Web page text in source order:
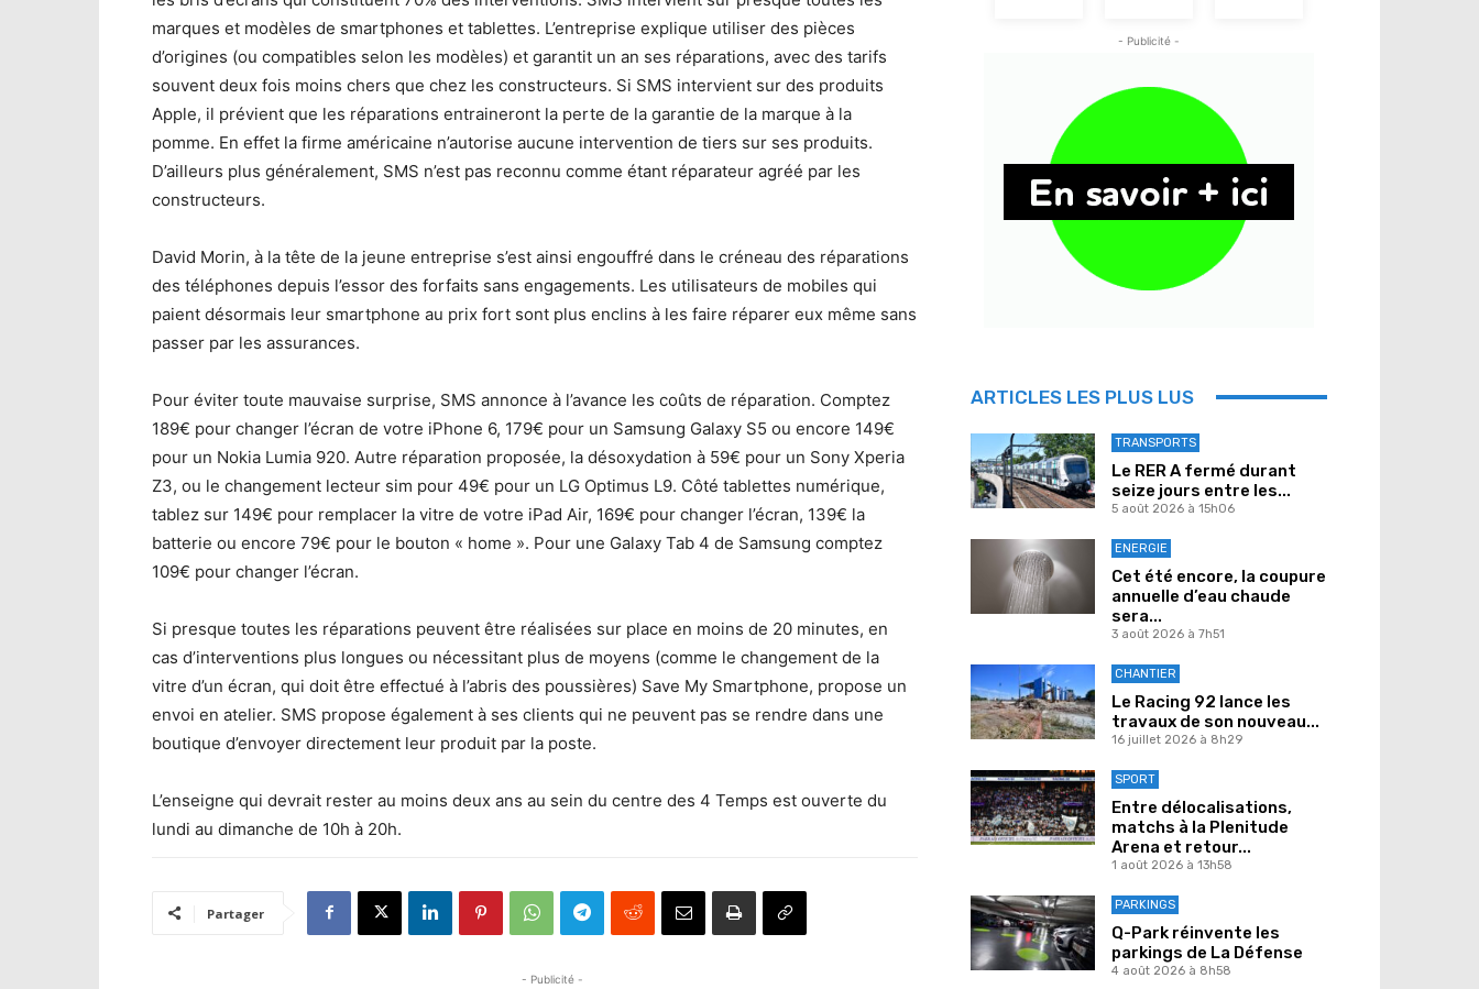
marques et modèles de smartphones et tablettes. L’entreprise explique utiliser des pièces
d’origines (ou compatibles selon les modèles) et garantit un an ses réparations, avec des tarifs
souvent deux fois moins chers que chez les constructeurs. Si SMS intervient sur des produits
Apple, il prévient que les réparations entraineront la perte de la garantie de la marque à la
pomme. En effet la firme américaine n’autorise aucune intervention de tiers sur ses produits.
D’ailleurs plus généralement, SMS n’est pas reconnu comme étant réparateur agréé par les
constructeurs.
David Morin, à la tête de la jeune entreprise s’est ainsi engouffré dans le créneau des réparations
des téléphones depuis l’essor des forfaits sans engagements. Les utilisateurs de mobiles qui
paient désormais leur smartphone au prix fort sont plus enclins à les faire réparer eux même sans
passer par les assurances.
Pour éviter toute mauvaise surprise, SMS annonce à l’avance les coûts de réparation. Comptez
189€ pour changer l’écran de votre iPhone 6, 179€ pour un Samsung Galaxy S5 ou encore 149€
pour un Nokia Lumia 920. Autre réparation proposée, la désoxydation à 59€ pour un Sony Xperia
Z3, ou le changement lecteur sim pour 49€ pour un LG Optimus L9. Côté tablettes numérique,
tablez sur 149€ pour remplacer la vitre de votre iPad Air, 169€ pour changer l’écran, 139€ la
batterie ou encore 79€ pour le bouton « home ». Pour une Galaxy Tab 4 de Samsung comptez
109€ pour changer l’écran.
Si presque toutes les réparations peuvent être réalisées sur place en moins de 20 minutes, en
cas d’interventions plus longues ou nécessitant plus de moyens (comme le changement de la
vitre d’un écran, qui doit être effectué à l’abris des poussières) Save My Smartphone, propose un
envoi en atelier. SMS propose également à ses clients qui ne peuvent pas se rendre dans une
boutique d’envoyer directement leur produit par la poste.
L’enseigne qui devrait rester au moins deux ans au sein du centre des 4 Temps est ouverte du
lundi au dimanche de 10h à 20h.
Partager
- Publicité -
- Publicité -
ARTICLES LES PLUS LUS
TRANSPORTS
Le RER A fermé durant
seize jours entre les...
5 août 2026 à 15h06
ENERGIE
Cet été encore, la coupure
annuelle d’eau chaude
sera...
3 août 2026 à 7h51
CHANTIER
Le Racing 92 lance les
travaux de son nouveau...
16 juillet 2026 à 8h29
SPORT
Entre délocalisations,
matchs à la Plenitude
Arena et retour...
1 août 2026 à 13h58
PARKINGS
Q-Park réinvente les
parkings de La Défense
4 août 2026 à 8h58